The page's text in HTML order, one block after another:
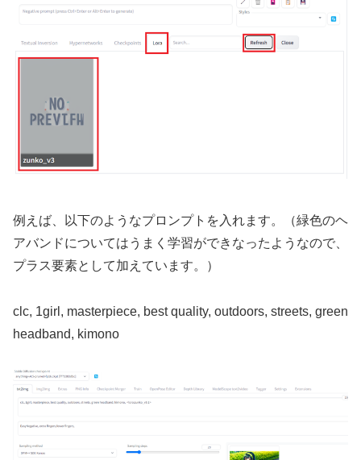
例えば、以下のようなプロンプトを入れます。（緑色のヘ
アバンドについてはうまく学習ができなったようなので、
プラス要素として加えています。）
clc, 1girl, masterpiece, best quality, outdoors, streets, green
headband, kimono